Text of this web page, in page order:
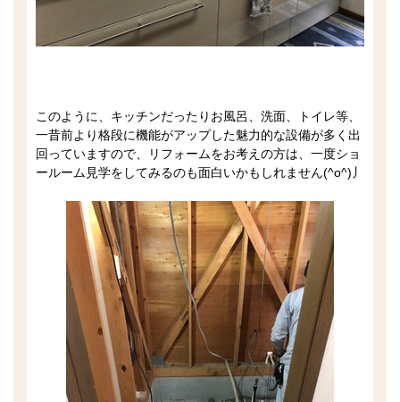
このように、キッチンだったりお風呂、洗面、トイレ等、
一昔前より格段に機能がアップした魅力的な設備が多く出
回っていますので、リフォームをお考えの方は、一度ショ
ールーム見学をしてみるのも面白いかもしれません(^o^)丿